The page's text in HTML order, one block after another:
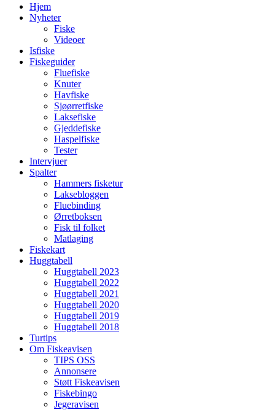
Hjem
Nyheter
Fiske
Videoer
Isfiske
Fiskeguider
Fluefiske
Knuter
Havfiske
Sjøørretfiske
Laksefiske
Gjeddefiske
Haspelfiske
Tester
Intervjuer
Spalter
Hammers fisketur
Laksebloggen
Fluebinding
Ørretboksen
Fisk til folket
Matlaging
Fiskekart
Huggtabell
Huggtabell 2023
Huggtabell 2022
Huggtabell 2021
Huggtabell 2020
Huggtabell 2019
Huggtabell 2018
Turtips
Om Fiskeavisen
TIPS OSS
Annonsere
Støtt Fiskeavisen
Fiskebingo
Jegeravisen